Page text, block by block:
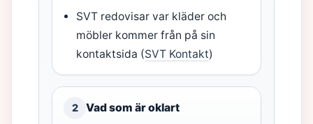
SVT redovisar var kläder och
möbler kommer från på sin
kontaktsida (SVT Kontakt)
2 Vad som är oklart